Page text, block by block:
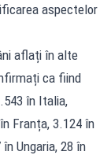
aspectelor
aflați în alte
ca fiind
în Italia,
Franța, 3.124 în
Ungaria, 28 în